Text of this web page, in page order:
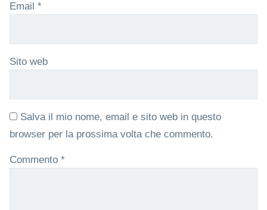
Email *
Sito web
Salva il mio nome, email e sito web in questo
browser per la prossima volta che commento.
Commento *